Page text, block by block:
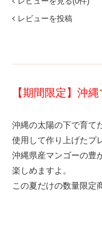
レビューを投稿
【期間限定】沖
沖縄の太陽の下で育て
使用して作り上げたプ
沖縄県産マンゴーの豊
楽しめますよ。
この夏だけの数量限定